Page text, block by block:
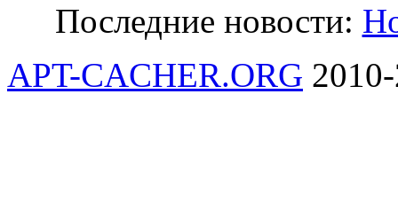
Последние новости:
APT-CACHER.ORG